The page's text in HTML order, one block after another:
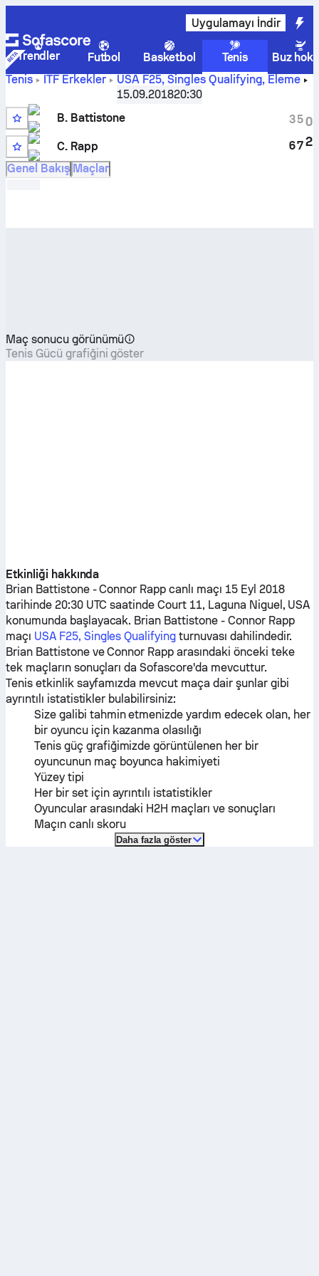
Uygulamayı İndir
Trendler Futbol Basketbol Tenis
Buz
Tenis
ITF Erkekler USA F25, Singles Qualifying, Eleme
Connor Rappmaçı canlı skoru ve H2H
sonuçları
15.09.201820:30
B. Battistone
C. Rapp
3
6
5
7
0
2
Genel Bakış Maçlar
Maç sonucu görünümü
Tenis Gücü grafiğini göster
Etkinliği hakkında
Brian Battistone-Connor Rapp canlı maçı 15 Eyl 2018
tarihinde 20:30 UTC saatinde Court 11, Laguna Niguel, USA
konumunda başlayacak. Brian Battistone- Connor Rapp
maçı USA F25, Singles Qualifying turnuvası dahilindedir.
Brian BattistoneveConnor Rapp arasındaki önceki teke
tek maçların sonuçları da Sofascore'da mevcuttur.
Tenis etkinlik sayfamızda mevcut maça dair şunlar gibi
ayrıntılı istatistikler bulabilirsiniz:
Size galibi tahmin etmenizde yardım edecek olan, her
bir oyuncu için kazanma olasılığı
Tenis güç grafiğimizde görüntülenen her bir
oyuncunun maç boyunca hakimiyeti
Yüzey tipi
Her bir set için ayrıntılı istatistikler
Oyuncular arasındaki H2H maçları ve sonuçları
Maçın canlı skoru
Daha fazla göster